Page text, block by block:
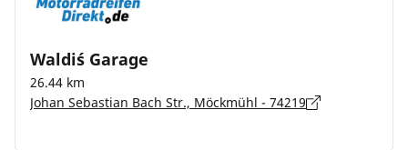
Waldi´s Garage
26.44 km
Johan Sebastian Bach Str., Möckmühl - 74219